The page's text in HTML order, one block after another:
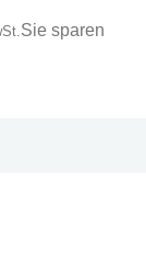
Sie sparen